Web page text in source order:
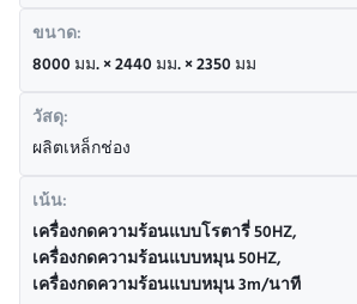
ขนาด:
8000 มม. × 2440 มม. × 2350 มม
วัสดุ:
ผลิตเหล็กช่อง
เน้น:
เครื่องกดความร้อนแบบโรตารี่ 50HZ,
เครื่องกดความร้อนแบบหมุน 50HZ,
เครื่องกดความร้อนแบบหมุน 3m/นาที